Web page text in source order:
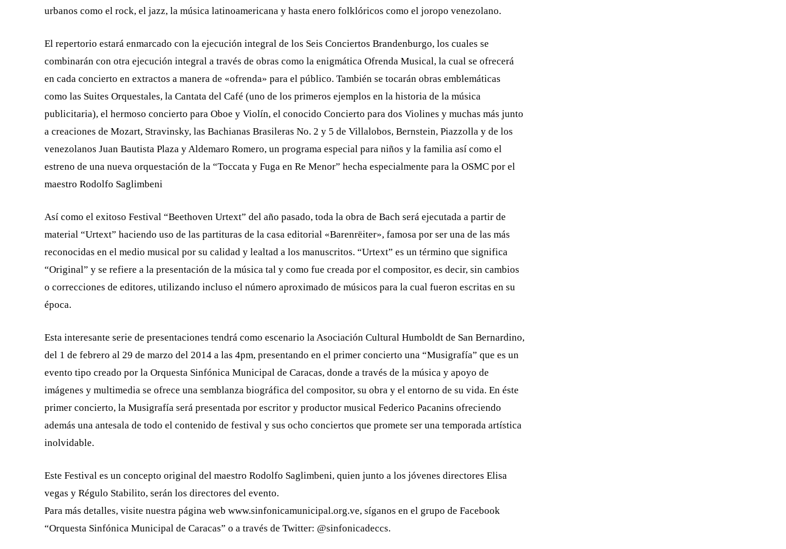
urbanos como el rock, el jazz, la música latinoamericana y hasta enero folklóricos como el joropo venezolano.
El repertorio estará enmarcado con la ejecución integral de los Seis Conciertos Brandenburgo, los cuales se
combinarán con otra ejecución integral a través de obras como la enigmática Ofrenda Musical, la cual se ofrecerá
en cada concierto en extractos a manera de «ofrenda» para el público. También se tocarán obras emblemáticas
como las Suites Orquestales, la Cantata del Café (uno de los primeros ejemplos en la historia de la música
publicitaria), el hermoso concierto para Oboe y Violín, el conocido Concierto para dos Violines y muchas más junto
a creaciones de Mozart, Stravinsky, las Bachianas Brasileras No. 2 y 5 de Villalobos, Bernstein, Piazzolla y de los
venezolanos Juan Bautista Plaza y Aldemaro Romero, un programa especial para niños y la familia así como el
estreno de una nueva orquestación de la “Toccata y Fuga en Re Menor” hecha especialmente para la OSMC por el
maestro Rodolfo Saglimbeni
Así como el exitoso Festival “Beethoven Urtext” del año pasado, toda la obra de Bach será ejecutada a partir de
material “Urtext” haciendo uso de las partituras de la casa editorial «Barenrëiter», famosa por ser una de las más
reconocidas en el medio musical por su calidad y lealtad a los manuscritos. “Urtext” es un término que significa
“Original” y se refiere a la presentación de la música tal y como fue creada por el compositor, es decir, sin cambios
o correcciones de editores, utilizando incluso el número aproximado de músicos para la cual fueron escritas en su
época.
Esta interesante serie de presentaciones tendrá como escenario la Asociación Cultural Humboldt de San Bernardino,
del 1 de febrero al 29 de marzo del 2014 a las 4pm, presentando en el primer concierto una “Musigrafía” que es un
evento tipo creado por la Orquesta Sinfónica Municipal de Caracas, donde a través de la música y apoyo de
imágenes y multimedia se ofrece una semblanza biográfica del compositor, su obra y el entorno de su vida. En éste
primer concierto, la Musigrafía será presentada por escritor y productor musical Federico Pacanins ofreciendo
además una antesala de todo el contenido de festival y sus ocho conciertos que promete ser una temporada artística
inolvidable.
Este Festival es un concepto original del maestro Rodolfo Saglimbeni, quien junto a los jóvenes directores Elisa
vegas y Régulo Stabilito, serán los directores del evento.
Para más detalles, visite nuestra página web www.sinfonicamunicipal.org.ve, síganos en el grupo de Facebook
“Orquesta Sinfónica Municipal de Caracas” o a través de Twitter: @sinfonicadeccs.